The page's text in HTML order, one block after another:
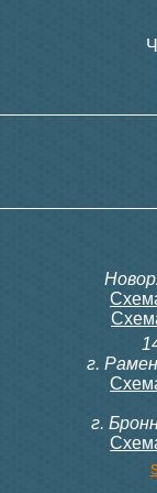
Конвектор
с решеткой
Конвектор
с решеткой
Siemens VDN
г.
г.